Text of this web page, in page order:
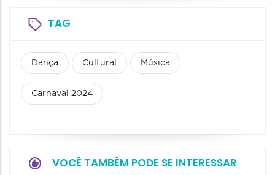
TAG
Dança Cultural Música
Carnaval 2024
VOCÊ TAMBÉM PODE SE INTERESSAR